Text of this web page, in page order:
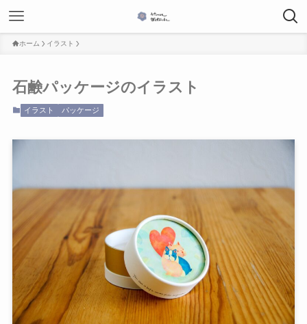
ホーム イラスト
石鹸パッケージのイラスト
イラスト パッケージ